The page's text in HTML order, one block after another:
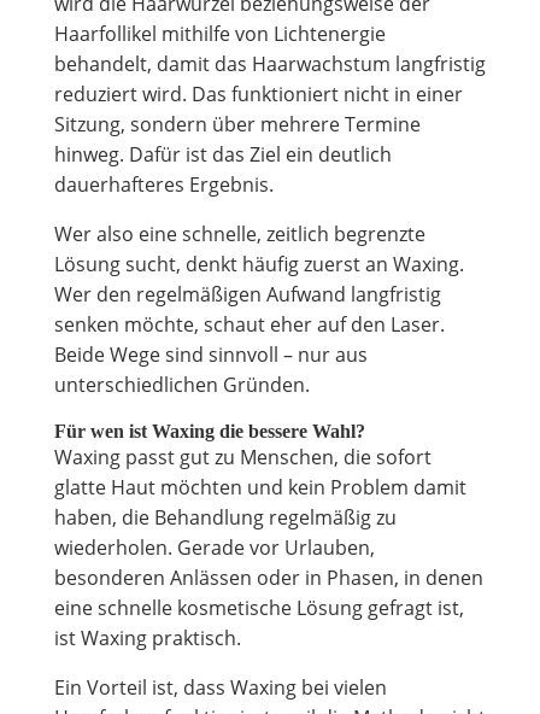
Haarfollikel mithilfe von Lichtenergie
behandelt, damit das Haarwachstum langfristig
reduziert wird. Das funktioniert nicht in einer
Sitzung, sondern über mehrere Termine
hinweg. Dafür ist das Ziel ein deutlich
dauerhafteres Ergebnis.
Wer also eine schnelle, zeitlich begrenzte
Lösung sucht, denkt häufig zuerst an Waxing.
Wer den regelmäßigen Aufwand langfristig
senken möchte, schaut eher auf den Laser.
Beide Wege sind sinnvoll – nur aus
unterschiedlichen Gründen.
Für wen ist Waxing die bessere Wahl?
Waxing passt gut zu Menschen, die sofort
glatte Haut möchten und kein Problem damit
haben, die Behandlung regelmäßig zu
wiederholen. Gerade vor Urlauben,
besonderen Anlässen oder in Phasen, in denen
eine schnelle kosmetische Lösung gefragt ist,
ist Waxing praktisch.
Ein Vorteil ist, dass Waxing bei vielen